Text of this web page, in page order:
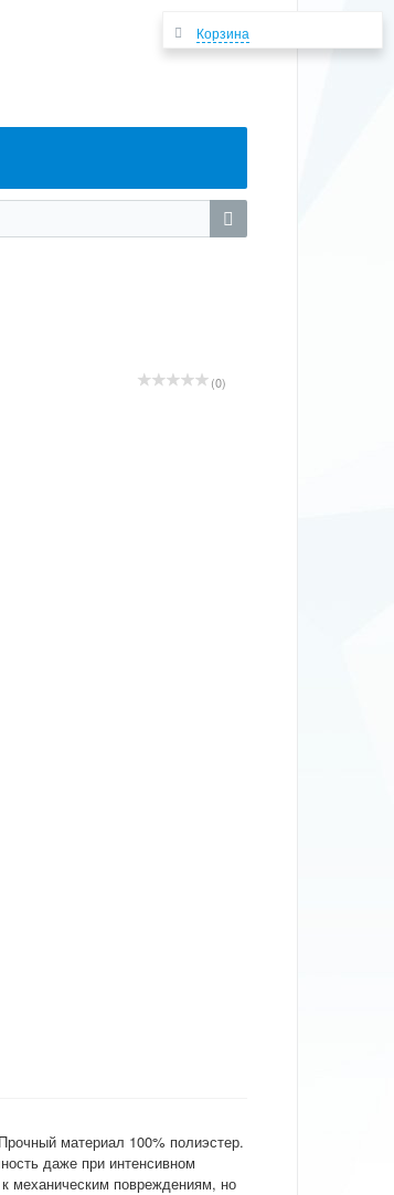
Корзина
(0)
материал 100% полиэстер.
даже при интенсивном
механическим повреждениям, но